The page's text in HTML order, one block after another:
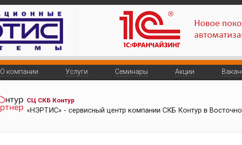
О компании Услуги Семинары Акции
СЦ СКБ Контур
«НЭРТИС» - сервисный центр компании СКБ Контур в